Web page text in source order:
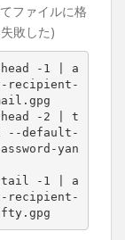
ファイルに格
敗した)
-1 | a
recipient-
head -2 | t
--default-
yan
| tail -1 | a
recipient-